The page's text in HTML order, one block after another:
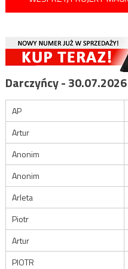
Darczyńcy - 30.07.2026
AP
Artur
Anonim
Anonim
Arleta
Piotr
Artur
PIOTR